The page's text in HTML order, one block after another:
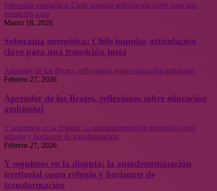
Soberanía energética: Chile impulsa articulación clave para una
transición justa
Marzo 18, 2026
Soberanía energética: Chile impulsa articulación
clave para una transición justa
Aprender de los Brotes, reflexiones sobre educación ambiental
Febrero 27, 2026
Aprender de los Brotes, reflexiones sobre educación
ambiental
Y seguimos en la disputa: la autodeterminación territorial como
refugio y horizonte de transformación
Febrero 27, 2026
Y seguimos en la disputa: la autodeterminación
territorial como refugio y horizonte de
transformación